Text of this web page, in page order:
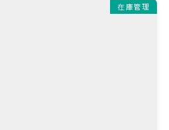
在庫管理